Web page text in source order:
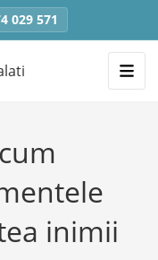
029 571
inimii